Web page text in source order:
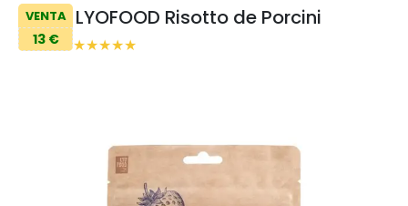
VENTA
13 €
LYOFOOD Risotto de Porcini